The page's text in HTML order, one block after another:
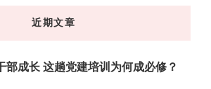
近期文章
部成长 这趟党建培训为何成必修？